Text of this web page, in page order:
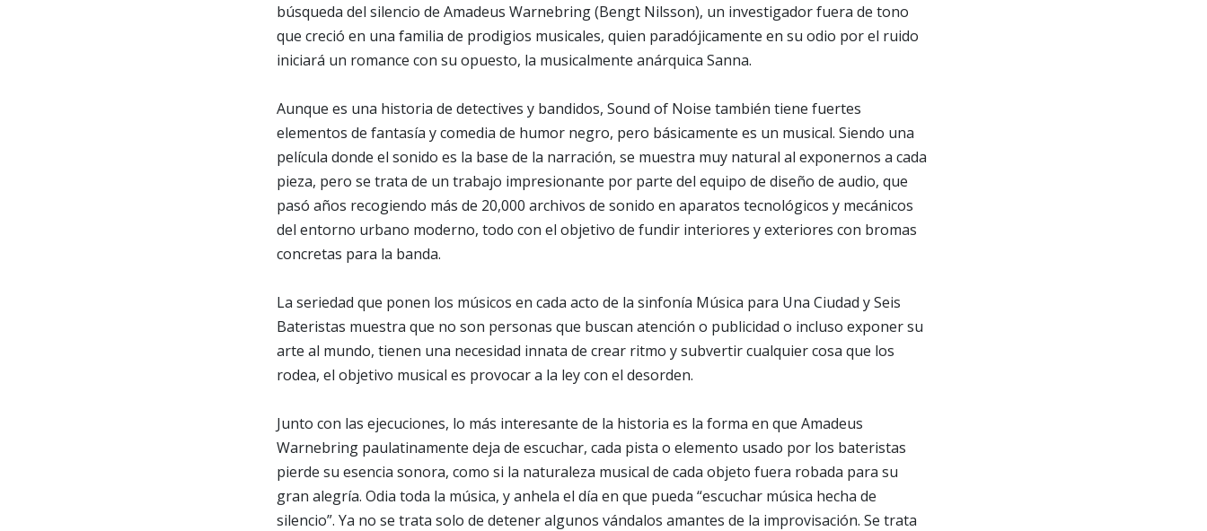
búsqueda del silencio de Amadeus Warnebring (Bengt Nilsson), un investigador fuera de tono
que creció en una familia de prodigios musicales, quien paradójicamente en su odio por el ruido
iniciará un romance con su opuesto, la musicalmente anárquica Sanna.
Aunque es una historia de detectives y bandidos, Sound of Noise también tiene fuertes
elementos de fantasía y comedia de humor negro, pero básicamente es un musical. Siendo una
película donde el sonido es la base de la narración, se muestra muy natural al exponernos a cada
pieza, pero se trata de un trabajo impresionante por parte del equipo de diseño de audio, que
pasó años recogiendo más de 20,000 archivos de sonido en aparatos tecnológicos y mecánicos
del entorno urbano moderno, todo con el objetivo de fundir interiores y exteriores con bromas
concretas para la banda.
La seriedad que ponen los músicos en cada acto de la sinfonía Música para Una Ciudad y Seis
Bateristas muestra que no son personas que buscan atención o publicidad o incluso exponer su
arte al mundo, tienen una necesidad innata de crear ritmo y subvertir cualquier cosa que los
rodea, el objetivo musical es provocar a la ley con el desorden.
Junto con las ejecuciones, lo más interesante de la historia es la forma en que Amadeus
Warnebring paulatinamente deja de escuchar, cada pista o elemento usado por los bateristas
pierde su esencia sonora, como si la naturaleza musical de cada objeto fuera robada para su
gran alegría. Odia toda la música, y anhela el día en que pueda “escuchar música hecha de
silencio”. Ya no se trata solo de detener algunos vándalos amantes de la improvisación. Se trata